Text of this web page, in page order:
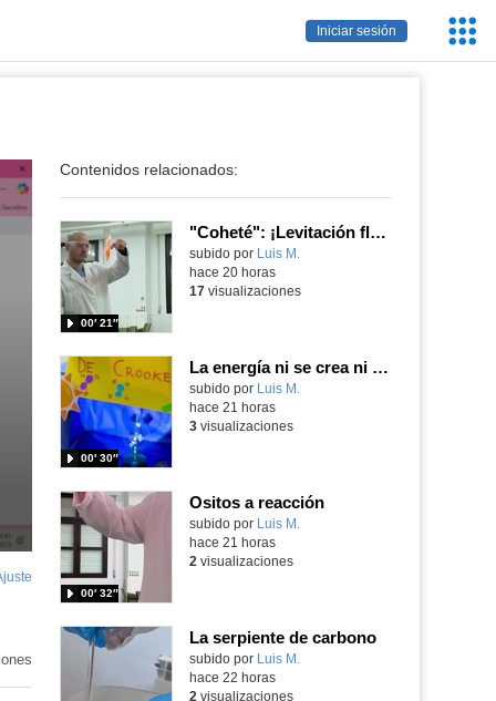
Iniciar sesión
pantalla
Contenidos relacionados:
"Coheté": ¡Levitación flamígera!
Contenido educativo.
subido por Luis M.
00′ 21″
hace 20 horas
17visualizaciones
La energía ni se crea ni se destruye... ¡se experimenta! El Tierno en la Feria Madrid es Ciencia 2026
Contenido educativo.
subido por Luis M.
00′ 30″
hace 21 horas
3visualizaciones
Ositos a reacción
Contenido educativo.
subido por Luis M.
00′ 32″
hace 21 horas
2 visualizaciones
La serpiente de carbono
Contenido educativo.
subido por Luis M.
hace 22 horas
2 visualizaciones